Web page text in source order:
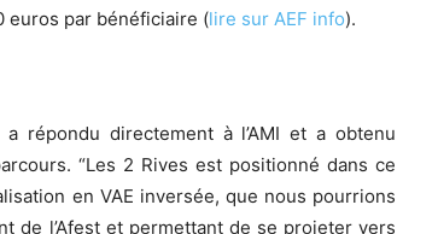
euros par bénéficiaire (lire sur AEF info).
répondu directement à l’AMI et a obtenu
“Les 2 Rives est positionné dans ce
en VAE inversée, que nous pourrions
de l’Afest et permettant de se projeter vers